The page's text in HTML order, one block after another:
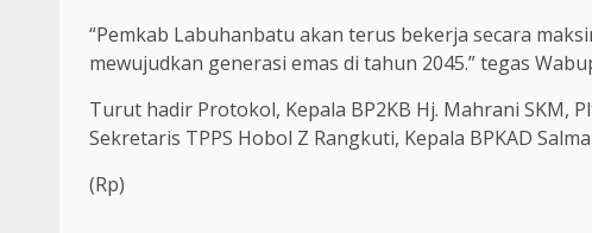
“Pemkab Labuhanbatu akan terus bekerja secara
mewujudkan generasi emas di tahun 2045.” tegas
Turut hadir Protokol, Kepala BP2KB Hj. Mahrani SKM,
Sekretaris TPPS Hobol Z Rangkuti, Kepala BPKAD
(Rp)